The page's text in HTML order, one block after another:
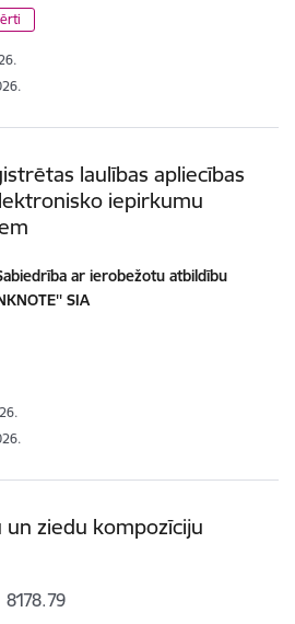
laulības apliecības
iepirkumu
ar ierobežotu atbildību
SIA
un ziedu kompozīciju
8178.79